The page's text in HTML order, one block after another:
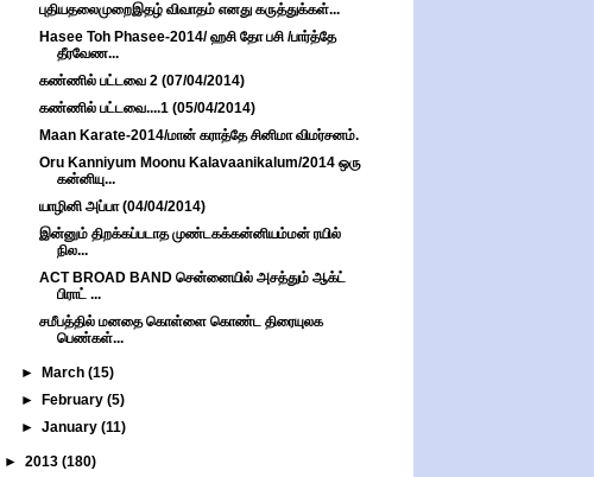
புதியதலைமுறைஇதழ் விவாதம் எனது கருத்துக்கள்...
Hasee Toh Phasee-2014/ ஹசி தோ பசி /பார்த்தே
தீரவேண...
கண்ணில் பட்டவை 2 (07/04/2014)
கண்ணில் பட்டவை....1 (05/04/2014)
Maan Karate-2014/மான் கராத்தே சினிமா விமர்சனம்.
Oru Kanniyum Moonu Kalavaanikalum/2014 ஒரு
கன்னியு...
யாழினி அப்பா (04/04/2014)
இன்னும் திறக்கப்படாத முண்டகக்கன்னியம்மன் ரயில்
நில...
ACT BROAD BAND சென்னையில் அசத்தும் ஆக்ட்
பிராட் ...
சமீபத்தில் மனதை கொள்ளை கொண்ட திரையுலக
பெண்கள்...
► March(15)
►
February(5)
►January(11)
► 2013 (180)